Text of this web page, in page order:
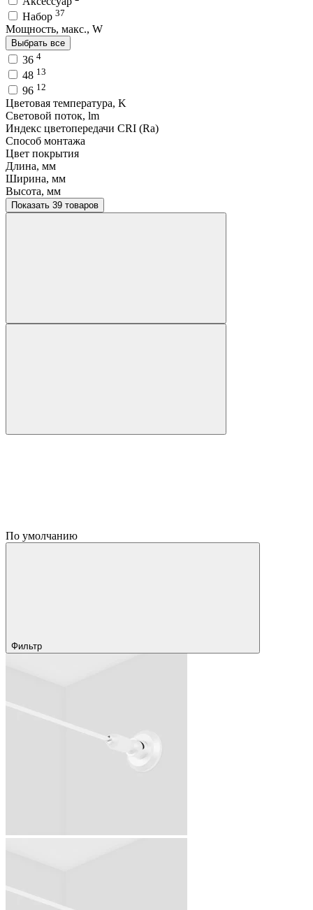
Набор 37
Мощность, макс., W
Выбрать все
36 4
48 13
96 12
Цветовая температура, K
Световой поток, lm
Индекс цветопередачи CRI (Ra)
Способ монтажа
Цвет покрытия
Длина, мм
Ширина, мм
Высота, мм
Показать 39 товаров
По умолчанию
Фильтр